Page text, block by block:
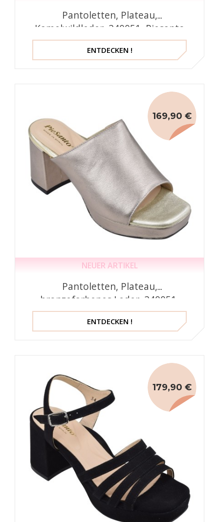
Pantoletten, Plateau,
Kamelwildleder, 240051, Piesanto
ENTDECKEN !
NEUER ARTIKEL
Pantoletten, Plateau,
bronzefarbenes Leder, 240051,
Piesanto
169,90 €
ENTDECKEN !
179,90 €